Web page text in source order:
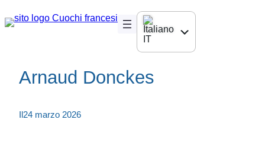
al
IT
FR
Arnaud Donckes
24 marzo 2026